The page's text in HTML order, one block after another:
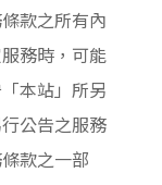
款之所有內
務時，可能
本站」所另
公告之服務
款之一部